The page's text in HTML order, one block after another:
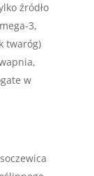
źródło
3,
twaróg)
w